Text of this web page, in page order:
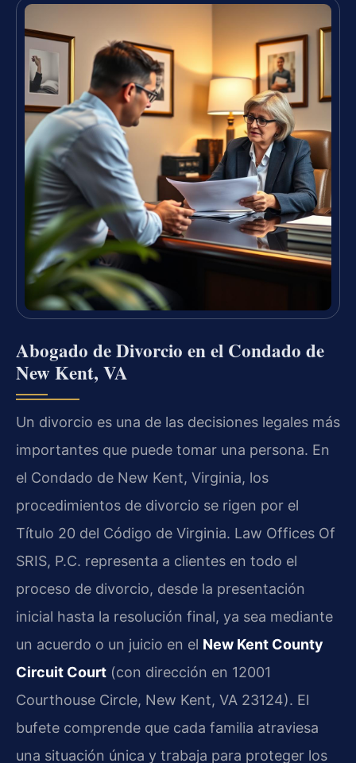
Abogado de Divorcio en el Condado de
New Kent, VA
Un divorcio es una de las decisiones legales más
importantes que puede tomar una persona. En
el Condado de New Kent, Virginia, los
procedimientos de divorcio se rigen por el
Título 20 del Código de Virginia. Law Offices Of
SRIS, P.C. representa a clientes en todo el
proceso de divorcio, desde la presentación
inicial hasta la resolución final, ya sea mediante
un acuerdo o un juicio en el New Kent County
Circuit Court (con dirección en 12001
Courthouse Circle, New Kent, VA 23124). El
bufete comprende que cada familia atraviesa
una situación única y trabaja para proteger los